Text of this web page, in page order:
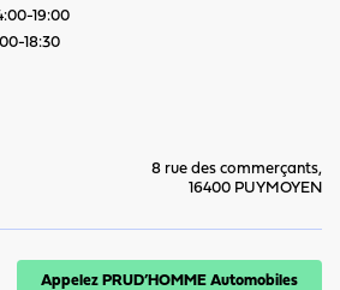
19:00
18:30
8 rue des commerçants,
16400 PUYMOYEN
Appelez PRUD’HOMME Automobiles